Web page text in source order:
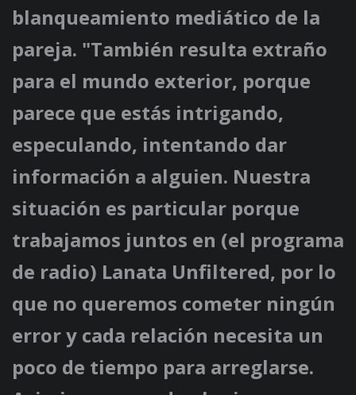
blanqueamiento mediático de la
pareja. "También resulta extraño
para el mundo exterior, porque
parece que estás intrigando,
especulando, intentando dar
información a alguien. Nuestra
situación es particular porque
trabajamos juntos en (el programa
de radio) Lanata Unfiltered, por lo
que no queremos cometer ningún
error y cada relación necesita un
poco de tiempo para arreglarse.